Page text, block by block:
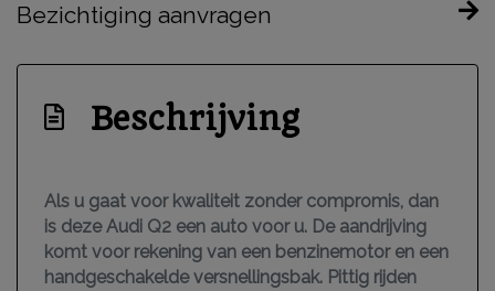
Bezichtiging aanvragen
Beschrijving
Als u gaat voor kwaliteit zonder compromis, dan
is deze Audi Q2 een auto voor u. De aandrijving
komt voor rekening van een benzinemotor en een
handgeschakelde versnellingsbak. Pittig rijden